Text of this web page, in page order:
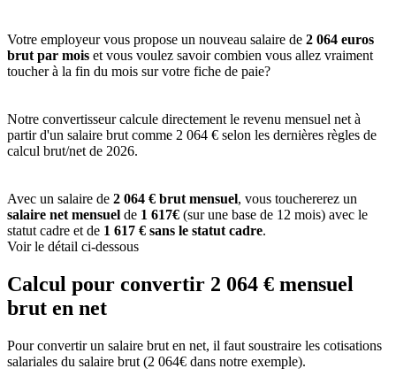
Votre employeur vous propose un nouveau salaire de 2 064 euros
brut par mois et vous voulez savoir combien vous allez vraiment
toucher à la fin du mois sur votre fiche de paie?
Notre convertisseur calcule directement le revenu mensuel net à
partir d'un salaire brut comme 2 064 € selon les dernières règles de
calcul brut/net de 2026.
Avec un salaire de 2 064 € brut mensuel, vous touchererez un
salaire net mensuel de 1 617€ (sur une base de 12 mois) avec le
statut cadre et de 1 617 € sans le statut cadre.
Voir le détail ci-dessous
Calcul pour convertir 2 064 € mensuel
brut en net
Pour convertir un salaire brut en net, il faut soustraire les cotisations
salariales du salaire brut (2 064€ dans notre exemple).